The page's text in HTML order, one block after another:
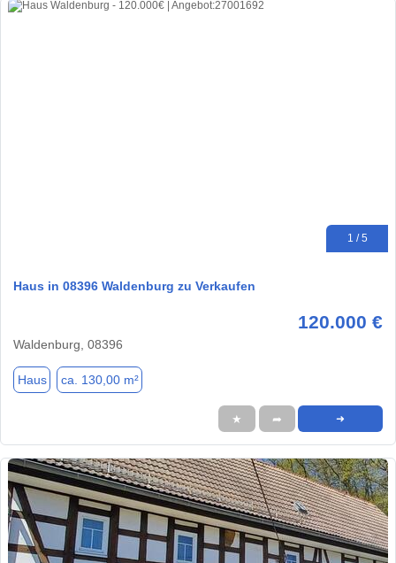
1 / 5
Haus in 08396 Waldenburg zu Verkaufen
120.000 €
Waldenburg, 08396
Haus ca. 130,00 m²
★ ➦ ➜